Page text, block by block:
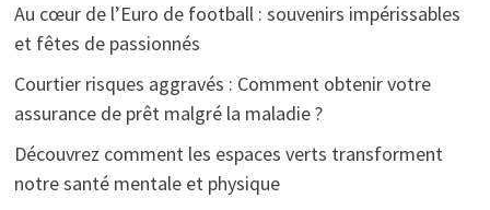
Au cœur de l’Euro de football : souvenirs impérissables
et fêtes de passionnés
Courtier risques aggravés : Comment obtenir votre
assurance de prêt malgré la maladie ?
Découvrez comment les espaces verts transforment
notre santé mentale et physique